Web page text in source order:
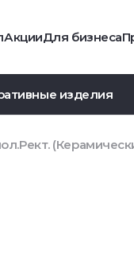
АкцииДля бизнеса
изделия